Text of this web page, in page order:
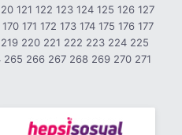
121 122 123 124 125 126 127
170 171 172 173 174 175 176 177
219 220 221 222 223 224 225
265 266 267 268 269 270 271